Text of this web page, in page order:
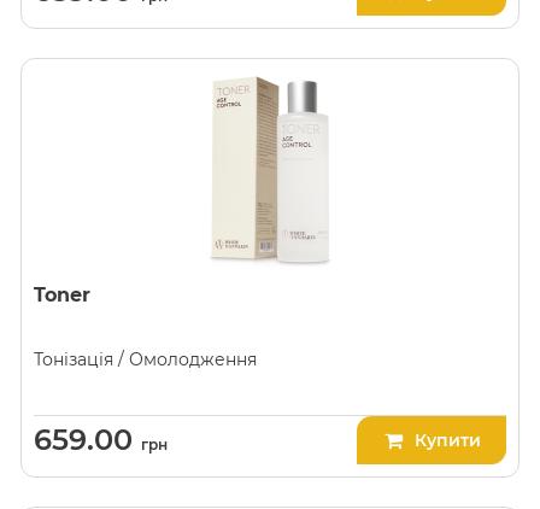
Toner
Тонізація / Омолодження
659.00 грн Купити